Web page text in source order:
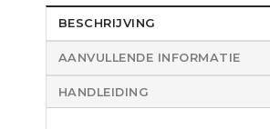
BESCHRIJVING
AANVULLENDE INFORMATIE
HANDLEIDING